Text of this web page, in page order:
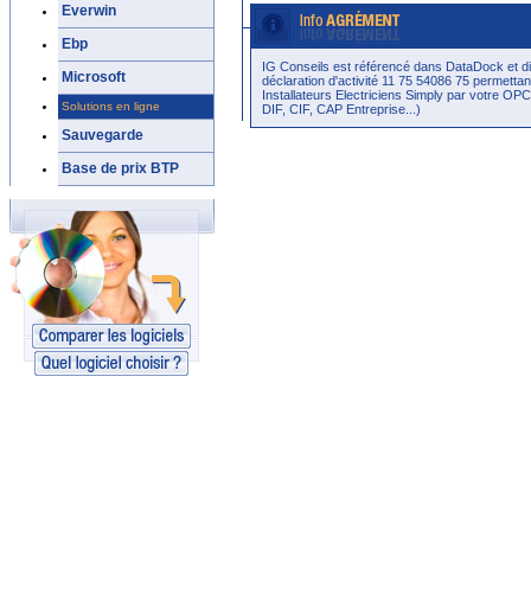
Everwin
Ebp
Microsoft
Solutions en ligne
Sauvegarde
Base de prix BTP
Sage Apibat Installateurs Electriciens
En savoir plus :Formation Sage Apibat
IG Conseils est référencé dans DataDock et
déclaration d'activité 11 75 54086 75
Installateurs Electriciens Simply par votre
DIF, CIF, CAP Entreprise...)